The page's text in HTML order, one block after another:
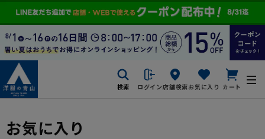
検索 ログイン店舗検索お気に入り カート
お気に入り